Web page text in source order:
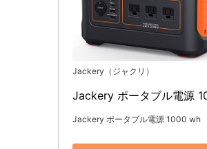
Jackery（ジャクリ）
Jackery ポータブル電源
Jackery ポータブル電源 1000 wh